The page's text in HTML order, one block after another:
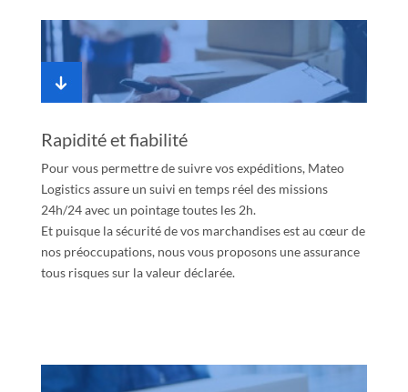
Rapidité et fiabilité
Pour vous permettre de suivre vos expéditions, Mateo
Logistics assure un suivi en temps réel des missions
24h/24 avec un pointage toutes les 2h.
Et puisque la sécurité de vos marchandises est au cœur de
nos préoccupations, nous vous proposons une assurance
tous risques sur la valeur déclarée.